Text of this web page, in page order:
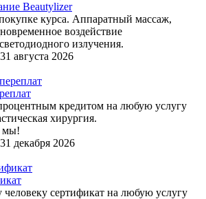
Beautylizer
курса. Аппаратный массаж,
воздействие
излучения.
августа 2026
кредитом на любую услугу
хирургия.
мы!
декабря 2026
сертификат на любую услугу